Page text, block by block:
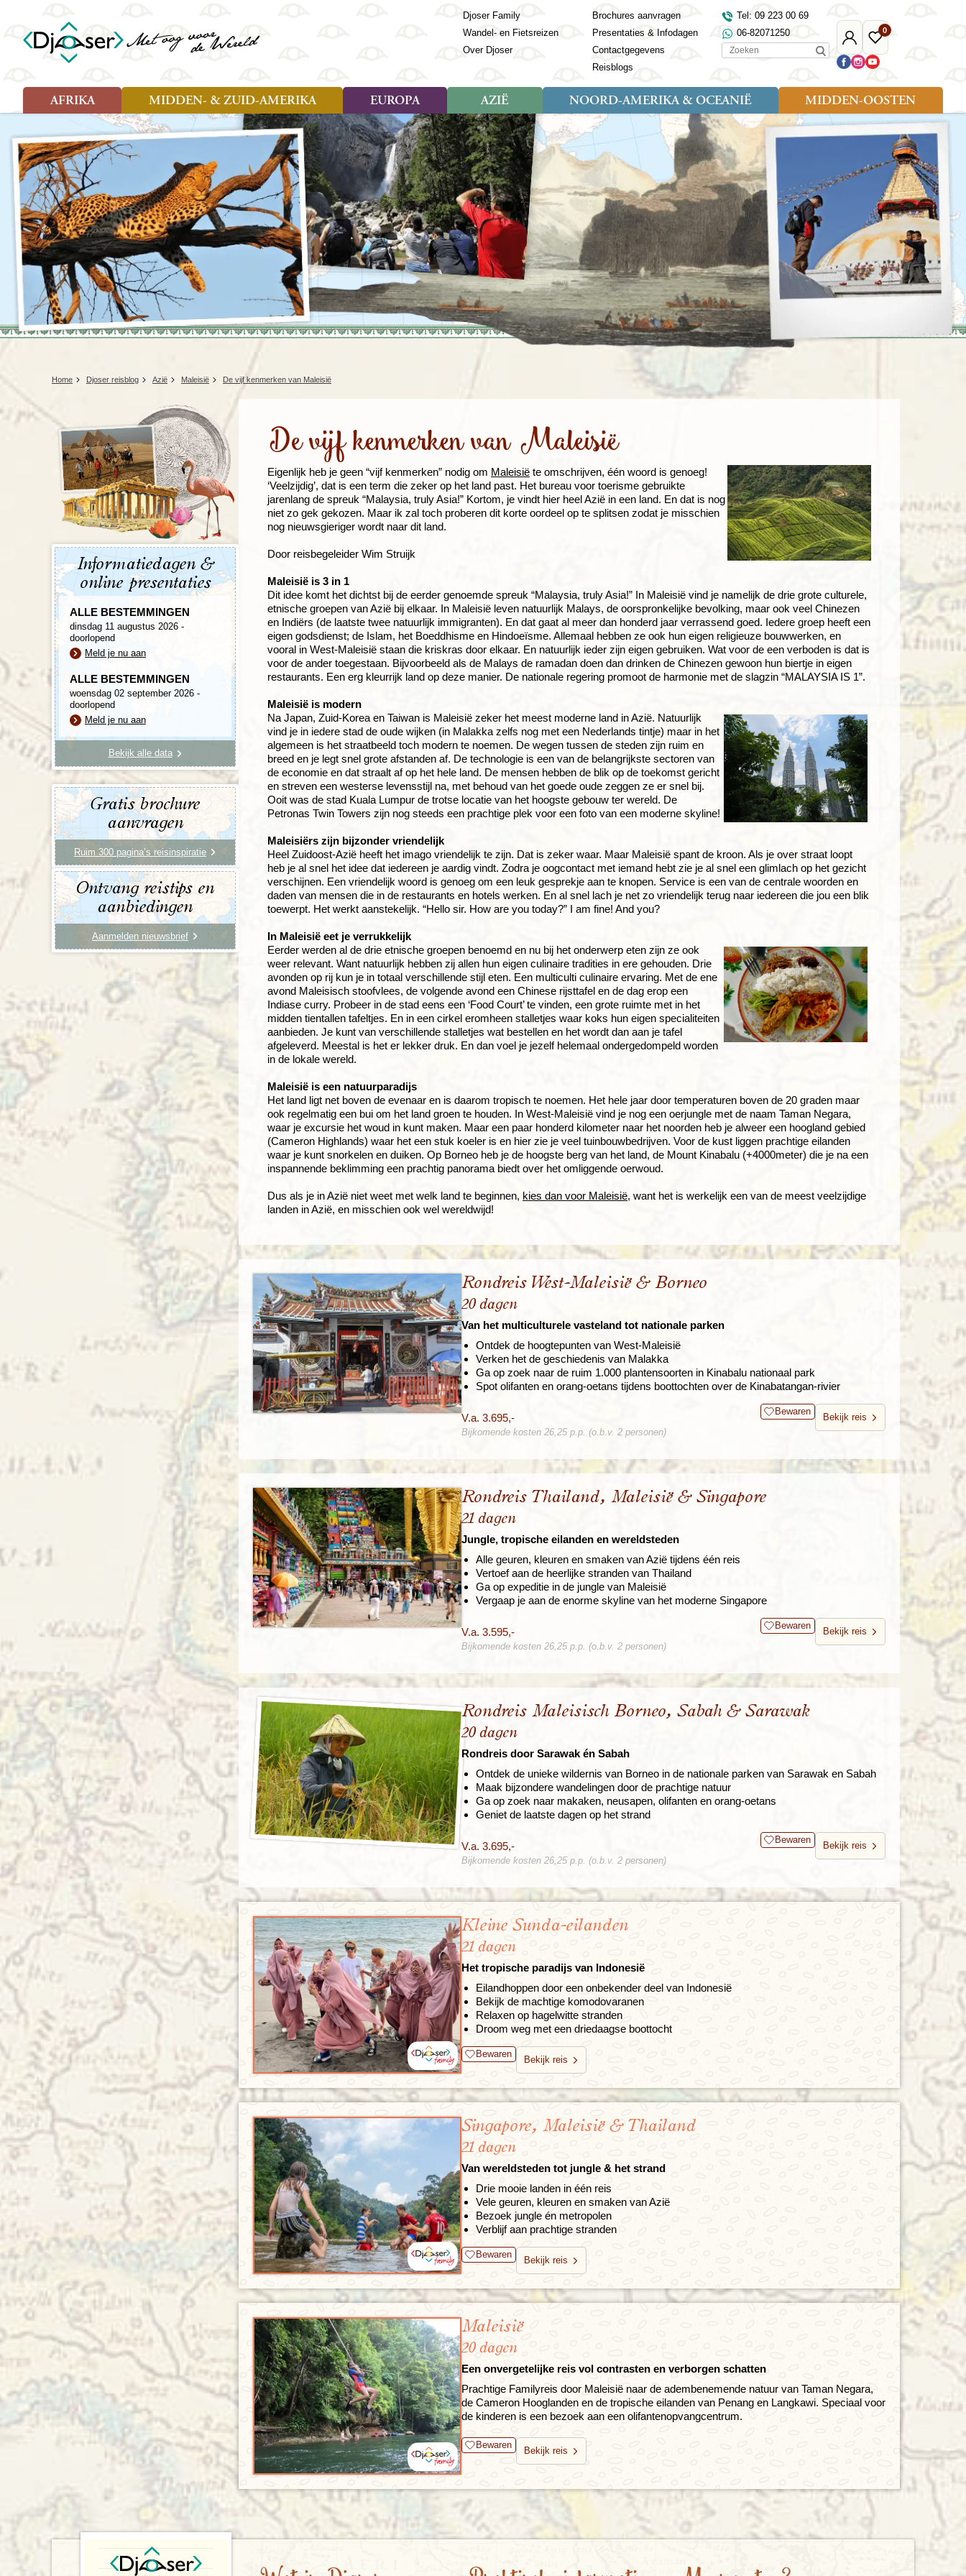
Mijn
Djoser
0
Favoriete
reizen
Djoser Family
Wandel- en Fietsreizen
Over Djoser
Brochures aanvragen
Presentaties & Infodagen
Contactgegevens
Reisblogs
Tel: 09 223 00 69
06-82071250
Zoeken
AFRIKA
Rondreis (26)
Familiereis (10)
Fietsreis (2)
Wandelreis (1)
Cultuur (3)
Natuur (6)
Nieuwe reizen
Voodoo in Benin en Togo, 16
dagen
Landen
Botswana
Egypte
Ghana
Kaapverdië
Madagaskar
Malawi
Marokko
Mauritius
Mozambique
Namibië
Oeganda
Sao Tomé en Principe
Swaziland
Tanzania
Togo
Zambia
Zanzibar
Zimbabwe
Zuid-Afrika
MIDDEN- & ZUID-AMERIKA
Soort reizen
Familiereis (11)
Fietsreis (1)
Cultuur (9)
Natuur (13)
Landen
Amazone
Argentinië
Belize
Bolivia
Brazilië
Chili
Colombia
Costa Rica
Cuba
Ecuador
El Salvador
(Frans) Guyana
Galapagos
Guatemala
Honduras
Mexico
Nicaragua
Paaseiland
Paraguay
Peru
Suriname
EUROPA
Soort reizen
Rondreis (28)
Familiereis (11)
Fietsreis (8)
Wandelreis (23)
Cultuur (12)
Natuur (3)
Landen
Albanië
Andorra
Armenië
Azerbeidzjan
Azoren
Balkan
Baltische Staten
Bosnië en Herzegovina
Bulgarije
Engeland
Estland
Finland
Frankrijk
Griekenland
IJsland
Ierland
Italië
Kaapverdië
Kosovo
Kroatië
Lapland
Letland
Litouwen
Madeira
Montenegro
Noorwegen
Polen
Portugal
Roemenië
Sardinië
Schotland
Servië
Spanje
Turkije
Verenigd Koninkrijk
Wales
AZIË
Soort reizen
Rondreis (57)
Familiereis (22)
Fietsreis (3)
Cultuur (28)
Natuur (16)
Nieuwe reizen
Rondreis China & Tibet, 42
dagen
Rondreis Sulawesi &
Molukken, 22 dagen
Landen
Bangladesh
Bhutan
Cambodja
China
Filipijnen
India
Indochina
Indonesië
Japan
Jordanië
Kazachstan
Kirgizië
Laos
Malediven
Maleisië
Mongolië
Nepal
Oezbekistan
Singapore
Sri Lanka
Taiwan
Tibet
Turkmenistan
Vietnam
Zijderoute
Zuid-Korea
NOORD-AMERIKA & OCEANIË
Soort reizen
Rondreis (7)
Familiereis (2)
Landen
Alaska
Australië
Canada
Nieuw-Zeeland
Verenigde Staten
MIDDEN-OOSTEN
Soort reizen
Rondreis (18)
Familiereis (9)
Fietsreis (1)
Wandelreis (3)
Cultuur (8)
Landen
Marokko
Oman
Saoedi-Arabië
Tunesië
Home Djoser reisblog Azië Maleisië De vijf kenmerken van Maleisië
De vijf kenmerken van Maleisië
Eigenlijk heb je geen “vijf kenmerken” nodig om Maleisië te omschrijven, één woord is genoeg!
‘Veelzijdig’, dat is een term die zeker op het land past. Het bureau voor toerisme gebruikte
jarenlang de spreuk “Malaysia, truly Asia!” Kortom, je vindt hier heel Azië in een land. En dat is nog
niet zo gek gekozen. Maar ik zal toch proberen dit korte oordeel op te splitsen zodat je misschien
nog nieuwsgieriger wordt naar dit land.
Door reisbegeleider Wim Struijk
Maleisië is 3 in 1
Dit idee komt het dichtst bij de eerder genoemde spreuk “Malaysia, truly Asia!” In Maleisië vind je namelijk de drie grote culturele,
etnische groepen van Azië bij elkaar. In Maleisië leven natuurlijk Malays, de oorspronkelijke bevolking, maar ook veel Chinezen
en Indiërs (de laatste twee natuurlijk immigranten). En dat gaat al meer dan honderd jaar verrassend goed. Iedere groep heeft een
eigen godsdienst; de Islam, het Boeddhisme en Hindoeïsme. Allemaal hebben ze ook hun eigen religieuze bouwwerken, en
vooral in West-Maleisië staan die kriskras door elkaar. En natuurlijk ieder zijn eigen gebruiken. Wat voor de een verboden is dat is
voor de ander toegestaan. Bijvoorbeeld als de Malays de ramadan doen dan drinken de Chinezen gewoon hun biertje in eigen
restaurants. Een erg kleurrijk land op deze manier. De nationale regering promoot de harmonie met de slagzin “MALAYSIA IS 1”.
Maleisië is modern
Na Japan, Zuid-Korea en Taiwan is Maleisië zeker het meest moderne land in Azië. Natuurlijk
vind je in iedere stad de oude wijken (in Malakka zelfs nog met een Nederlands tintje) maar in het
algemeen is het straatbeeld toch modern te noemen. De wegen tussen de steden zijn ruim en
breed en je legt snel grote afstanden af. De technologie is een van de belangrijkste sectoren van
de economie en dat straalt af op het hele land. De mensen hebben de blik op de toekomst gericht
en streven een westerse levensstijl na, met behoud van het goede oude zeggen ze er snel bij.
Ooit was de stad Kuala Lumpur de trotse locatie van het hoogste gebouw ter wereld. De
Petronas Twin Towers zijn nog steeds een prachtige plek voor een foto van een moderne skyline!
Maleisiërs zijn bijzonder vriendelijk
Heel Zuidoost-Azië heeft het imago vriendelijk te zijn. Dat is zeker waar. Maar Maleisië spant de kroon. Als je over straat loopt
heb je al snel het idee dat iedereen je aardig vindt. Zodra je oogcontact met iemand hebt zie je al snel een glimlach op het gezicht
verschijnen. Een vriendelijk woord is genoeg om een leuk gesprekje aan te knopen. Service is een van de centrale woorden en
daden van mensen die in de restaurants en hotels werken. En al snel lach je net zo vriendelijk terug naar iedereen die jou een blik
toewerpt. Het werkt aanstekelijk. “Hello sir. How are you today?” I am fine! And you?
In Maleisië eet je verrukkelijk
Eerder werden al de drie etnische groepen benoemd en nu bij het onderwerp eten zijn ze ook
weer relevant. Want natuurlijk hebben zij allen hun eigen culinaire tradities in ere gehouden. Drie
avonden op rij kun je in totaal verschillende stijl eten. Een multiculti culinaire ervaring. Met de ene
avond Maleisisch stoofvlees, de volgende avond een Chinese rijsttafel en de dag erop een
Indiase curry. Probeer in de stad eens een ‘Food Court’ te vinden, een grote ruimte met in het
midden tientallen tafeltjes. En in een cirkel eromheen stalletjes waar koks hun eigen specialiteiten
aanbieden. Je kunt van verschillende stalletjes wat bestellen en het wordt dan aan je tafel
afgeleverd. Meestal is het er lekker druk. En dan voel je jezelf helemaal ondergedompeld worden
in de lokale wereld.
Maleisië is een natuurparadijs
Het land ligt net boven de evenaar en is daarom tropisch te noemen. Het hele jaar door temperaturen boven de 20 graden maar
ook regelmatig een bui om het land groen te houden. In West-Maleisië vind je nog een oerjungle met de naam Taman Negara,
waar je excursie het woud in kunt maken. Maar een paar honderd kilometer naar het noorden heb je alweer een hoogland gebied
(Cameron Highlands) waar het een stuk koeler is en hier zie je veel tuinbouwbedrijven. Voor de kust liggen prachtige eilanden
waar je kunt snorkelen en duiken. Op Borneo heb je de hoogste berg van het land, de Mount Kinabalu (+4000meter) die je na een
inspannende beklimming een prachtig panorama biedt over het omliggende oerwoud.
Dus als je in Azië niet weet met welk land te beginnen, kies dan voor Maleisië, want het is werkelijk een van de meest veelzijdige
landen in Azië, en misschien ook wel wereldwijd!
Rondreis West-Maleisië & Borneo
20 dagen
Van het multiculturele vasteland tot nationale parken
Ontdek de hoogtepunten van West-Maleisië
Verken het de geschiedenis van Malakka
Ga op zoek naar de ruim 1.000 plantensoorten in Kinabalu nationaal park
Spot olifanten en orang-oetans tijdens boottochten over de Kinabatangan-rivier
V.a. 3.695,- Bewaren
Bekijk reis
Bijkomende kosten 26,25 p.p. (o.b.v. 2 personen)
Rondreis Thailand, Maleisië & Singapore
21 dagen
Jungle, tropische eilanden en wereldsteden
Alle geuren, kleuren en smaken van Azië tijdens één reis
Vertoef aan de heerlijke stranden van Thailand
Ga op expeditie in de jungle van Maleisië
Vergaap je aan de enorme skyline van het moderne Singapore
V.a. 3.595,- Bewaren
Bekijk reis
Bijkomende kosten 26,25 p.p. (o.b.v. 2 personen)
Rondreis Maleisisch Borneo, Sabah & Sarawak
20 dagen
Rondreis door Sarawak én Sabah
Ontdek de unieke wildernis van Borneo in de nationale parken van Sarawak en Sabah
Maak bijzondere wandelingen door de prachtige natuur
Ga op zoek naar makaken, neusapen, olifanten en orang-oetans
Geniet de laatste dagen op het strand
V.a. 3.695,- Bewaren
Bekijk reis
Bijkomende kosten 26,25 p.p. (o.b.v. 2 personen)
Kleine Sunda-eilanden
21 dagen
Het tropische paradijs van Indonesië
Eilandhoppen door een onbekender deel van Indonesië
Bekijk de machtige komodovaranen
Relaxen op hagelwitte stranden
Droom weg met een driedaagse boottocht
Bewaren
Bekijk reis
Singapore, Maleisië & Thailand
21 dagen
Van wereldsteden tot jungle & het strand
Drie mooie landen in één reis
Vele geuren, kleuren en smaken van Azië
Bezoek jungle én metropolen
Verblijf aan prachtige stranden
Bewaren
Bekijk reis
Maleisië
20 dagen
Een onvergetelijke reis vol contrasten en verborgen schatten
Prachtige Familyreis door Maleisië naar de adembenemende natuur van Taman Negara,
de Cameron Hooglanden en de tropische eilanden van Penang en Langkawi. Speciaal voor
de kinderen is een bezoek aan een olifantenopvangcentrum.
Bewaren
Bekijk reis
Informatiedagen &
online presentaties
ALLE BESTEMMINGEN
dinsdag 11 augustus 2026 -
doorlopend
Meld je nu aan
ALLE BESTEMMINGEN
woensdag 02 september 2026 -
doorlopend
Meld je nu aan
Bekijk alle data
Gratis brochure
aanvragen
Ruim 300 pagina’s reisinspiratie
Ontvang reistips en
aanbiedingen
Aanmelden nieuwsbrief